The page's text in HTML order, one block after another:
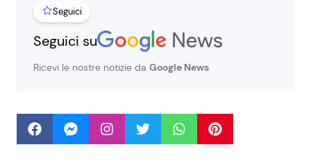
Info
Disclaimer e Privacy
Redazione
Seguici
Seguici su
Ricevi le nostre notizie da Google News